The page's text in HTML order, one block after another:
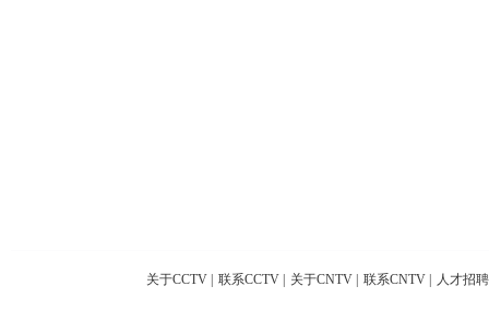
关于CCTV 联系CCTV 关于CNTV 联系CNTV 人才招聘